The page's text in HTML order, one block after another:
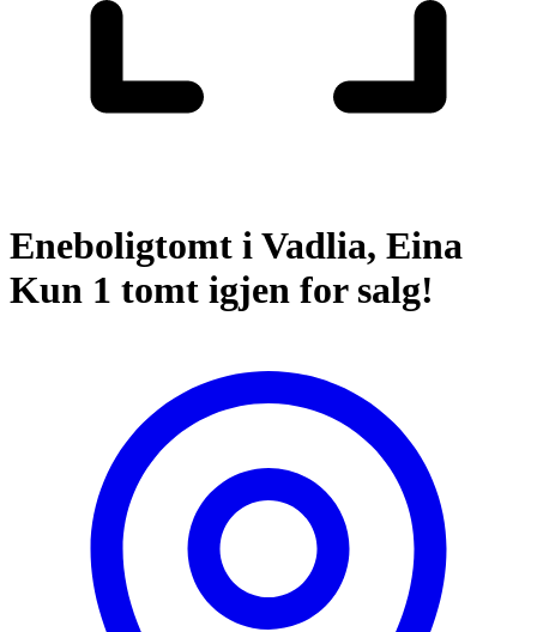
Eneboligtomt i Vadlia, Eina
Kun 1 tomt igjen for salg!